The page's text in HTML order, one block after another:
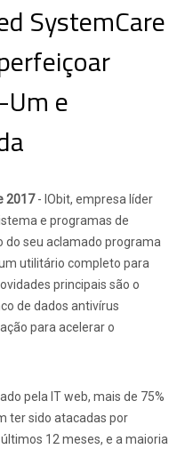
SystemCare
e
2017- IObit, empresa líder
e programas de
do seu aclamado programa
utilitário completo para
principais são o
de dados antivírus
para acelerar o
pela IT web, mais de 75%
ter sido atacadas por
12 meses, e a maioria